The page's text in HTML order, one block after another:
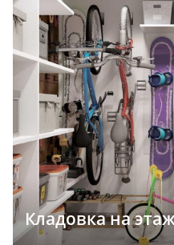
Кладовка на